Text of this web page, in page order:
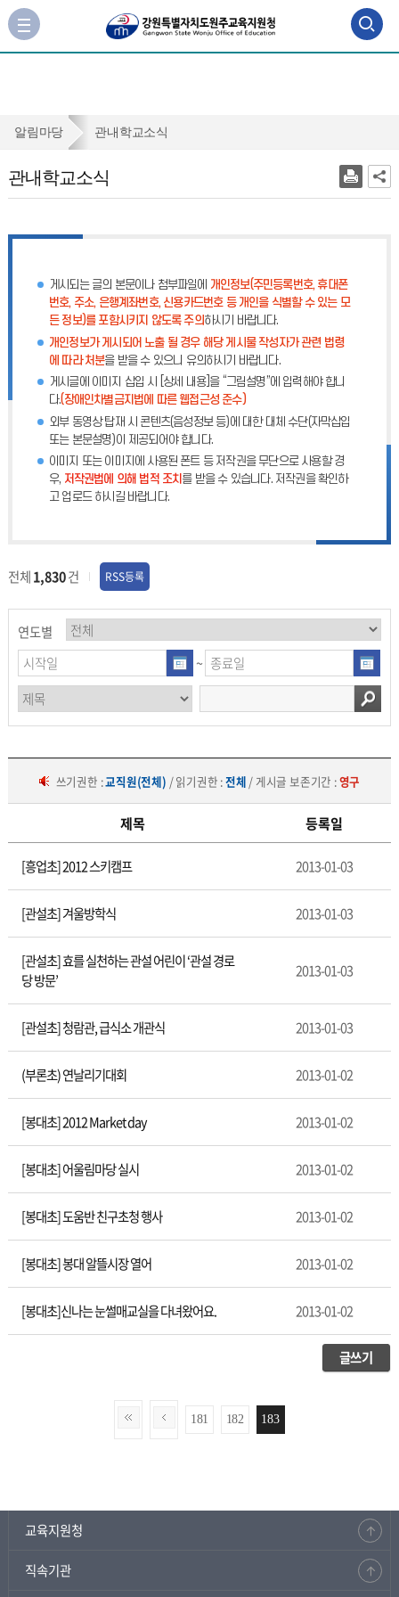
검
색
기
사
이
가
관
학
소
알림마당 관내학교소식
관내학교소식
게시되는 글의 본문이나 첨부파일에 개인정보(주민등록번호, 휴대폰
번호, 주소, 은행계좌번호, 신용카드번호 등 개인을 식별할 수 있는 모
든 정보)를 포함시키지 않도록 주의하시기 바랍니다.
개인정보가 게시되어 노출 될 경우 해당 게시물 작성자가 관련 법령
에 따라 처분을 받을 수 있으니 유의하시기 바랍니다.
게시글에 이미지 삽입 시 [상세 내용]을 “그림설명”에 입력해야 합니
다.(장애인차별금지법에 따른 웹접근성 준수)
외부 동영상 탑재 시 콘텐츠(음성정보 등)에 대한 대체 수단(자막삽입
또는 본문설명)이 제공되어야 합니다.
이미지 또는 이미지에 사용된 폰트 등 저작권을 무단으로 사용할 경
우, 저작권법에 의해 법적 조치 를 받을 수 있습니다. 저작권을 확인하
고 업로드 하시길 바랍니다.
전체1,830건 RSS등록
연도별
~
쓰기권한 :교직원(전체) / 읽기권한 :전체 / 게시글 보존기간 :영구
학
제목 등록일
[흥업초] 2012 스키캠프 2013-01-03
[관설초] 겨울방학식 2013-01-03
[관설초] 효를 실천하는 관설 어린이 ‘관설 경로
당 방문’
2013-01-03
[관설초] 청람관, 급식소 개관식 2013-01-03
(부론초) 연날리기대회 2013-01-02
[봉대초] 2012 Market day 2013-01-02
[봉대초] 어울림마당 실시 2013-01-02
[봉대초] 도움반 친구초청 행사 2013-01-02
[봉대초] 봉대 알뜰시장 열어 2013-01-02
[봉대초]신나는 눈썰매교실을 다녀왔어요. 2013-01-02
글쓰기
181 182 183
교육지원청
직속기관